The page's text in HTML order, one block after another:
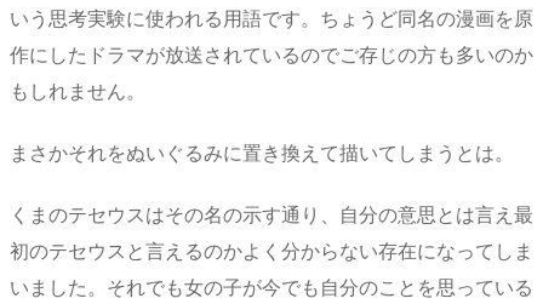
いう思考実験に使われる用語です。ちょうど同名の漫画を原
作にしたドラマが放送されているのでご存じの方も多いのか
もしれません。
まさかそれをぬいぐるみに置き換えて描いてしまうとは。
くまのテセウスはその名の示す通り、自分の意思とは言え最
初のテセウスと言えるのかよく分からない存在になってしま
いました。それでも女の子が今でも自分のことを思っている